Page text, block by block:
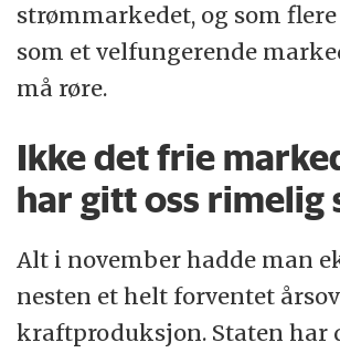
strømmarkedet, og som
som et velfungerende
må røre.
Ikke det frie
har gitt oss rimelig
Alt i november hadde man
nesten et helt forventet
kraftproduksjon. Staten har